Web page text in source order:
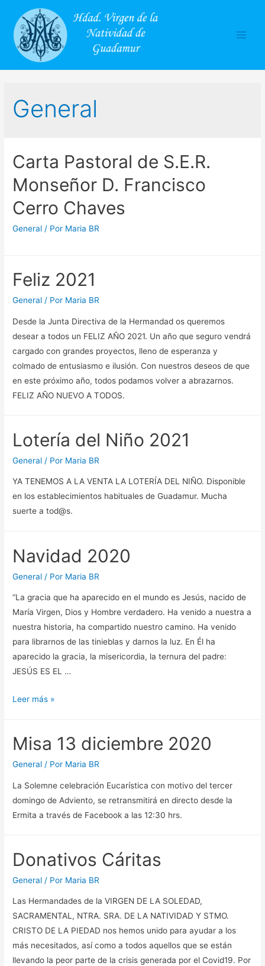
General
Carta Pastoral de S.E.R.
Monseñor D. Francisco
Cerro Chaves
General / Por Maria BR
Feliz 2021
General / Por Maria BR
Desde la Junta Directiva de la Hermandad os queremos
desear a todos un FELIZ AÑO 2021. Un año que seguro vendrá
cargado con grandes proyectos, lleno de esperanza y
colmado de entusiasmo e ilusión. Con nuestros deseos de que
en este próximo año, todos podamos volver a abrazarnos.
FELIZ AÑO NUEVO A TODOS.
Lotería del Niño 2021
General / Por Maria BR
YA TENEMOS A LA VENTA LA LOTERÍA DEL NIÑO. Disponible
en los establecimientos habituales de Guadamur. Mucha
suerte a tod@s.
Navidad 2020
General / Por Maria BR
“La gracia que ha aparecido en el mundo es Jesús, nacido de
María Virgen, Dios y Hombre verdadero. Ha venido a nuestra a
nuestra historia, ha compartido nuestro camino. Ha venido
para librarnos de las tinieblas y darnos la luz. En Él ha
aparecido la gracia, la misericordia, la ternura del padre:
JESÚS ES EL …
Navidad
Leer más »
Misa 13 diciembre 2020
General / Por Maria BR
La Solemne celebración Eucarística con motivo del tercer
domingo de Adviento, se retransmitirá en directo desde la
Ermita a través de Facebook a las 12:30 hrs.
Donativos Cáritas
General / Por Maria BR
Las Hermandades de la VIRGEN DE LA SOLEDAD,
SACRAMENTAL, NTRA. SRA. DE LA NATIVIDAD Y STMO.
CRISTO DE LA PIEDAD nos hemos unido para ayudar a los
más necesitados, así como a todos aquellos que se están
llevando la peor parte de la crisis generada por el Covid19. Por